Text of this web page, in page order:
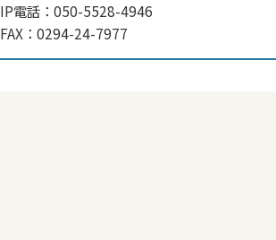
IP電話： 050-5528-4946
FAX： 0294-24-7977